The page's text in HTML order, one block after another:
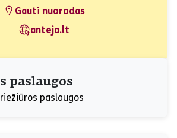
Gauti nuorodas
anteja.lt
paslaugos
paslaugos